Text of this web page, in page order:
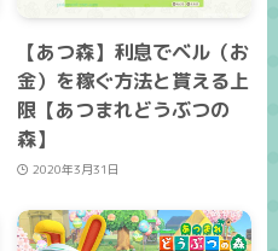
【あつ森】利息でベル（お
金）を稼ぐ方法と貰える上
限【あつまれどうぶつの
森】
2020年3月31日